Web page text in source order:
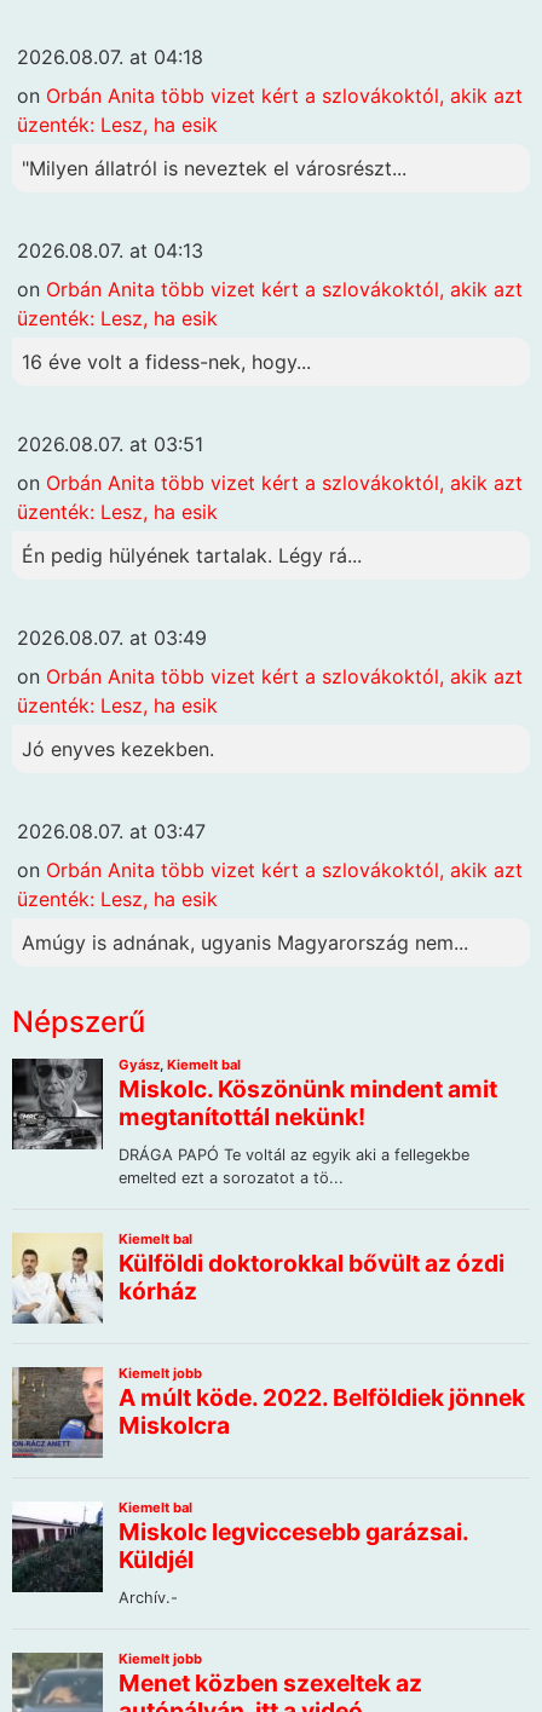
2026.08.07. at 04:18
on Orbán Anita több vizet kért a szlovákoktól, akik azt
üzenték: Lesz, ha esik
"Milyen állatról is neveztek el városrészt...
2026.08.07. at 04:13
on Orbán Anita több vizet kért a szlovákoktól, akik azt
üzenték: Lesz, ha esik
16 éve volt a fidess-nek, hogy...
2026.08.07. at 03:51
on Orbán Anita több vizet kért a szlovákoktól, akik azt
üzenték: Lesz, ha esik
Én pedig hülyének tartalak. Légy rá...
2026.08.07. at 03:49
on Orbán Anita több vizet kért a szlovákoktól, akik azt
üzenték: Lesz, ha esik
Jó enyves kezekben.
2026.08.07. at 03:47
on Orbán Anita több vizet kért a szlovákoktól, akik azt
üzenték: Lesz, ha esik
Amúgy is adnának, ugyanis Magyarország nem...
Népszerű